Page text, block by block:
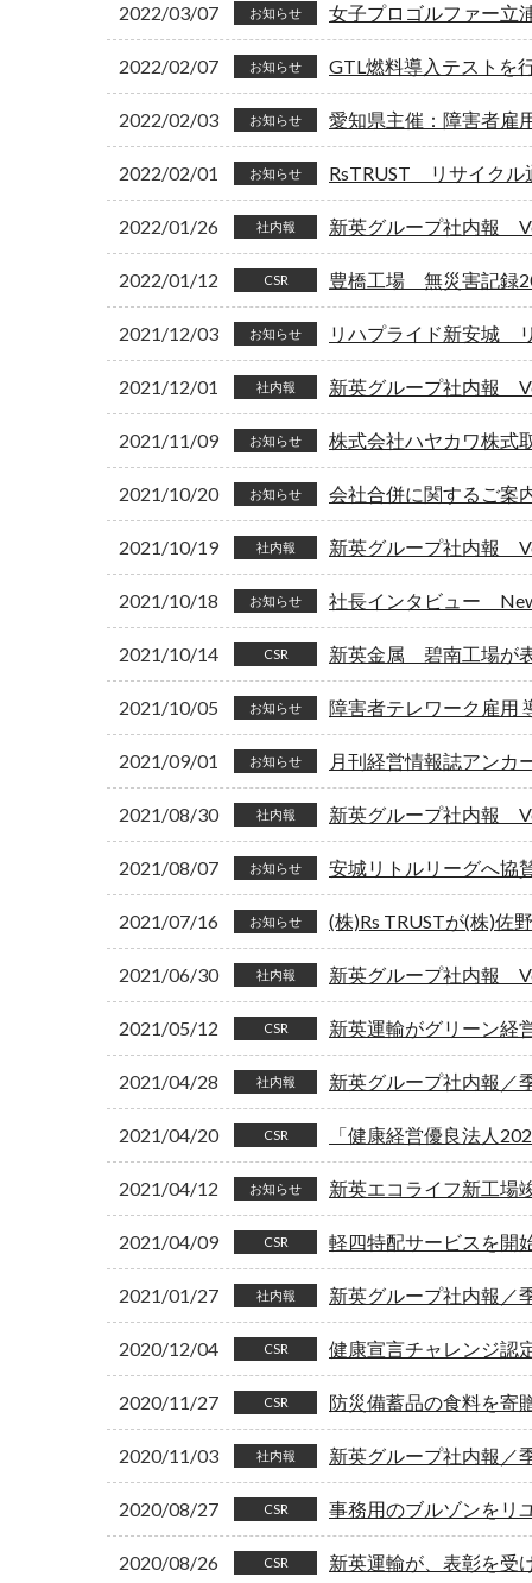
2022/03/07 お知らせ 女子プロゴルファー立
2022/02/07 お知らせ GTL燃料導入テストを
2022/02/03 お知らせ 愛知県主催：障害者雇
2022/02/01 お知らせ RsTRUST リサイクル
2022/01/26 社内報 新英グループ社内報
2022/01/12 CSR 豊橋工場 無災害記録
2021/12/03 お知らせ リハプライド新安城
2021/12/01 社内報 新英グループ社内報
2021/11/09 お知らせ 株式会社ハヤカワ株式
2021/10/20 お知らせ 会社合併に関するご案
2021/10/19 社内報 新英グループ社内報
2021/10/18 お知らせ 社長インタビュー
2021/10/14 CSR 新英金属 碧南工場が
2021/10/05 お知らせ 障害者テレワーク雇用
2021/09/01 お知らせ 月刊経営情報誌アンカ
2021/08/30 社内報 新英グループ社内報
2021/08/07 お知らせ 安城リトルリーグへ協
2021/07/16 お知らせ (株)Rs TRUSTが(株)佐
2021/06/30 社内報 新英グループ社内報
2021/05/12 CSR 新英運輸がグリーン経
2021/04/28 社内報 新英グループ社内報
2021/04/20 CSR 「健康経営優良法人
2021/04/12 お知らせ 新英エコライフ新工場
2021/04/09 CSR 軽四特配サービスを開
2021/01/27 社内報 新英グループ社内報
2020/12/04 CSR 健康宣言チャレンジ認
2020/11/27 CSR 防災備蓄品の食料を寄
2020/11/03 社内報 新英グループ社内報
2020/08/27 CSR 事務用のブルゾンをリ
2020/08/26 CSR 新英運輸が、表彰を受